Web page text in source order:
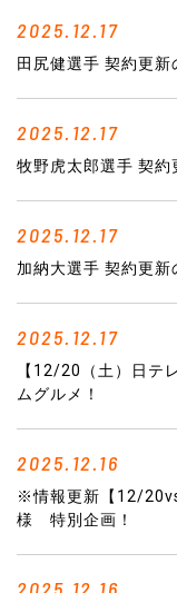
2025.12.17
田尻健選手 契約更新
2025.12.17
牧野虎太郎選手 契約
2025.12.17
加納大選手 契約更新
2025.12.17
【12/20（土）日テ
ムグルメ！
2025.12.16
※情報更新【12/
様 特別企画！